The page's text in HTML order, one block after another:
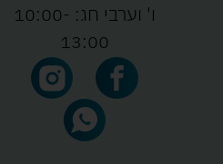
ו' וערבי חג: 10:00-
13:00